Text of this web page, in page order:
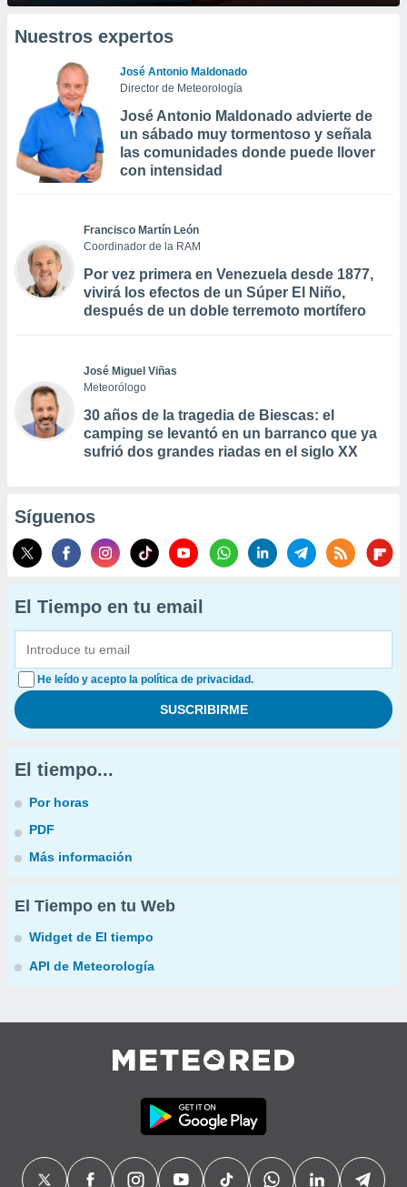
Nuestros expertos
José Antonio Maldonado
Director de Meteorología
José Antonio Maldonado advierte de
un sábado muy tormentoso y señala
las comunidades donde puede llover
con intensidad
Francisco Martín León
Coordinador de la RAM
Por vez primera en Venezuela desde 1877,
vivirá los efectos de un Súper El Niño,
después de un doble terremoto mortífero
José Miguel Viñas
Meteorólogo
30 años de la tragedia de Biescas: el
camping se levantó en un barranco que ya
sufrió dos grandes riadas en el siglo XX
Síguenos
El Tiempo en tu email
He leído y acepto la política de privacidad.
El tiempo...
Por horas
PDF
Más información
El Tiempo en tu Web
Widget de El tiempo
API de Meteorología